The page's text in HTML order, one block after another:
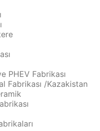
PHEV Fabrikası
Fabrikası /Kazakistan